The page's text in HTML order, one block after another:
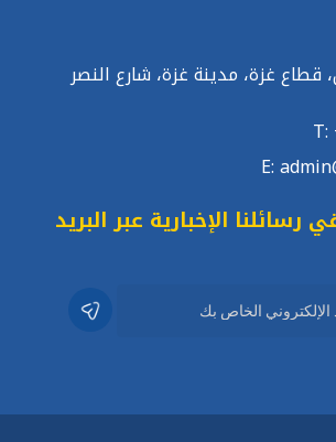
قطاع غزة، مدينة غزة، شارع النصر
T:
E:
رسائلنا الإخبارية عبر البريد